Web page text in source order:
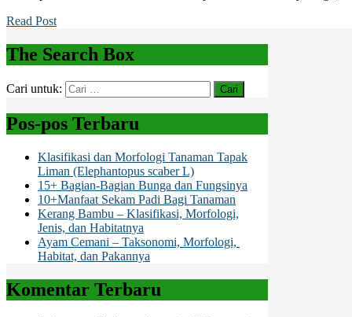
Read Post
The Search Box
Cari untuk:
Pos-pos Terbaru
Klasifikasi dan Morfologi Tanaman Tapak
Liman (Elephantopus scaber L)
15+ Bagian-Bagian Bunga dan Fungsinya
10+Manfaat Sekam Padi Bagi Tanaman
Kerang Bambu – Klasifikasi, Morfologi,
Jenis, dan Habitatnya
Ayam Cemani – Taksonomi, Morfologi,
Habitat, dan Pakannya
Komentar Terbaru